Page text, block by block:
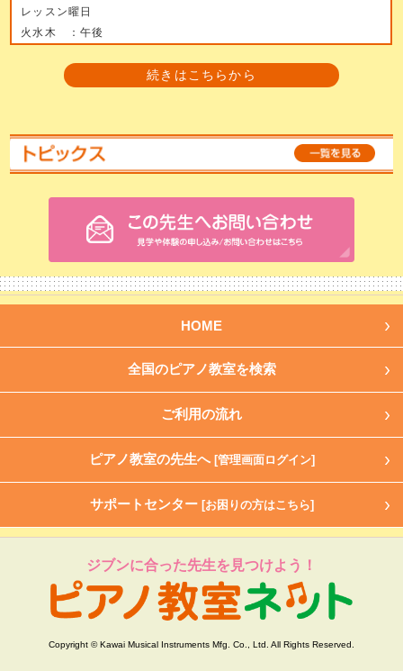
レッスン曜日
火水木 ：午後
続きはこちらから
HOME
全国のピアノ教室を検索
ご利用の流れ
ピアノ教室の先生へ [管理画面ログイン]
サポートセンター [お困りの方はこちら]
ジブンに合った先生を見つけよう！
Copyright © Kawai Musical Instruments Mfg. Co., Ltd. All Rights Reserved.